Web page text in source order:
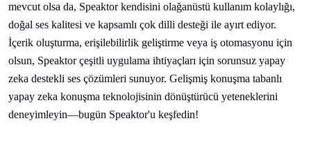
mevcut olsa da, Speaktor kendisini olağanüstü kullanım kolaylığı,
doğal ses kalitesi ve kapsamlı çok dilli desteği ile ayırt ediyor.
İçerik oluşturma, erişilebilirlik geliştirme veya iş otomasyonu için
olsun, Speaktor çeşitli uygulama ihtiyaçları için sorunsuz yapay
zeka destekli ses çözümleri sunuyor. Gelişmiş konuşma tabanlı
yapay zeka konuşma teknolojisinin dönüştürücü yeteneklerini
deneyimleyin—bugün Speaktor'u keşfedin!